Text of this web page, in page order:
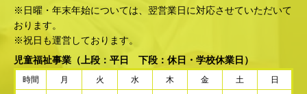
※日曜・年末年始については、翌営業日に対応させていただいて
おります。
※祝日も運営しております。
児童福祉事業 （上段：平日 下段：休日・学校休業日）
時間 月 火 水 木 金 土 日